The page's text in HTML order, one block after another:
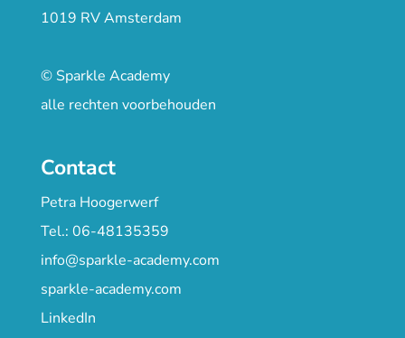
1019 RV Amsterdam
© Sparkle Academy
alle rechten voorbehouden
Contact
Petra Hoogerwerf
Tel.: 06-48135359
info@sparkle-academy.com
sparkle-academy.com
LinkedIn